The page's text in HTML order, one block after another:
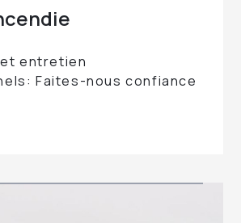
entretien
Faites-nous confiance